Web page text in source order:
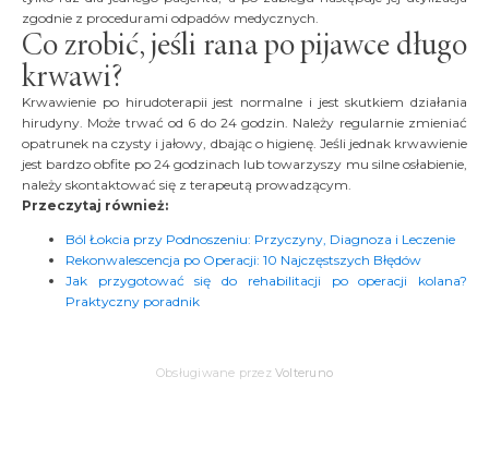
zgodnie z procedurami odpadów medycznych.
Co zrobić, jeśli rana po pijawce długo
krwawi?
Krwawienie po hirudoterapii jest normalne i jest skutkiem działania
hirudyny. Może trwać od 6 do 24 godzin. Należy regularnie zmieniać
opatrunek na czysty i jałowy, dbając o higienę. Jeśli jednak krwawienie
jest bardzo obfite po 24 godzinach lub towarzyszy mu silne osłabienie,
należy skontaktować się z terapeutą prowadzącym.
Przeczytaj również:
Ból Łokcia przy Podnoszeniu: Przyczyny, Diagnoza i Leczenie
Rekonwalescencja po Operacji: 10 Najczęstszych Błędów
Jak przygotować się do rehabilitacji po operacji kolana?
Praktyczny poradnik
Obsługiwane przez Volteruno